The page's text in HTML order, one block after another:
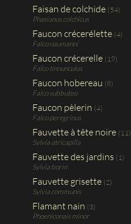
Faisan de colchide (54)
Phasianus colchicus
Faucon crécerélette (4)
Falco naumanni
Faucon crécerelle (19)
Falco tinnunculus
Faucon hobereau (8)
Falco subbuteo
Faucon pèlerin (4)
Falco peregrinus
Fauvette à tête noire (11)
Sylvia atricapilla
Fauvette des jardins (1)
Sylvia borin
Fauvette grisette (2)
Sylvia communis
Flamant nain (3)
Phoeniconais minor